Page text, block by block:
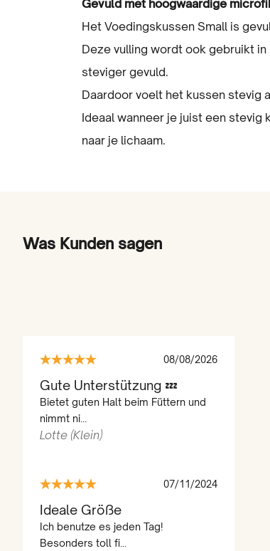
Gevuld met hoogwaardige
Het Voedingskussen Small is
Deze vulling wordt ook gebruikt
steviger gevuld.
Daardoor voelt het kussen stevig
Ideaal wanneer je juist een stevig
naar je lichaam.
Was Kunden sagen
08/08/2026
Gute Unterstützung 💤
Bietet guten Halt beim Füttern und
nimmt ni...
Lotte (Klein)
07/11/2024
Ideale Größe
Ich benutze es jeden Tag!
Besonders toll fi...